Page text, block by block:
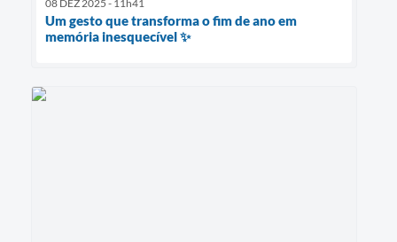
08 DEZ 2025 - 11h41
Um gesto que transforma o fim de ano em
memória inesquecível ✨